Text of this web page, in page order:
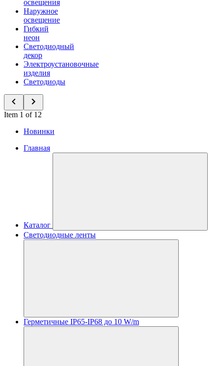
освещения
Наружное
освещение
Гибкий
неон
Светодиодный
декор
Электроустановочные
изделия
Светодиоды
Item 1 of 12
Новинки
Главная
Каталог
Светодиодные ленты
Герметичные IP65-IP68 до 10 W/m